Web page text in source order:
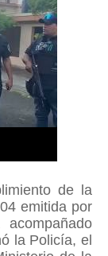
de la
emitida por
la Policía, el